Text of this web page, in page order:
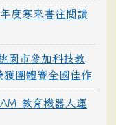
度寒來書往閱讀
園市參加科技教
獲團體賽全國佳作
教育機器人運